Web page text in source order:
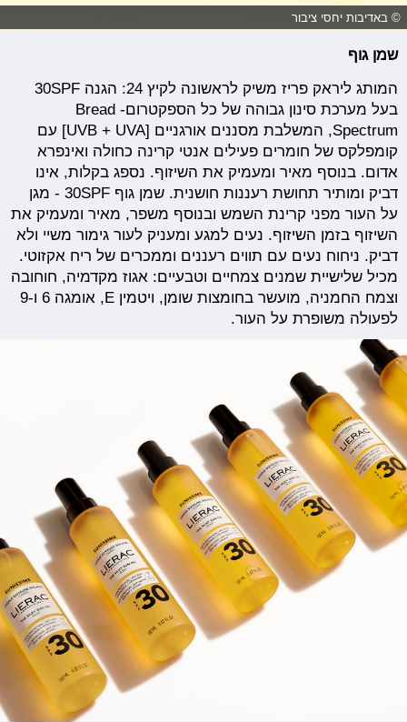
© באדיבות יחסי ציבור
שמן גוף
המותג ליראק פריז משיק לראשונה לקיץ 24: הגנה 30SPF
בעל מערכת סינון גבוהה של כל הספקטרום- Bread
Spectrum, המשלבת מסננים אורגניים [UVB + UVA] עם
קומפלקס של חומרים פעילים אנטי קרינה כחולה ואינפרא
אדום. בנוסף מאיר ומעמיק את השיזוף. נספג בקלות, אינו
דביק ומותיר תחושת רעננות חושנית. שמן גוף 30SPF - מגן
על העור מפני קרינת השמש ובנוסף משפר, מאיר ומעמיק את
השיזוף בזמן השיזוף. נעים למגע ומעניק לעור גימור משיי ולא
דביק. ניחוח נעים עם תווים רעננים וממכרים של ריח אקזוטי.
מכיל שלישיית שמנים צמחיים וטבעיים: אגוז מקדמיה, חוחובה
וצמח החמניה, מועשר בחומצות שומן, ויטמין E, אומגה 6 ו-9
לפעולה משופרת על העור.